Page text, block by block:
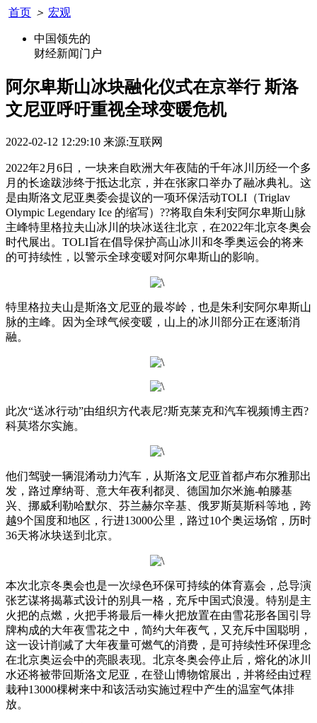
首页 ＞ 宏观
中国领先的
财经新闻门户
阿尔卑斯山冰块融化仪式在京举行 斯洛
文尼亚呼吁重视全球变暖危机
2022-02-12 12:29:10 来源:互联网
2022年2月6日，一块来自欧洲大年夜陆的千年冰川历经一个多
月的长途跋涉终于抵达北京，并在张家口举办了融冰典礼。这
是由斯洛文尼亚奥委会提议的一项环保活动TOLI（Triglav
Olympic Legendary Ice 的缩写）??将取自朱利安阿尔卑斯山脉
主峰特里格拉夫山冰川的块冰送往北京，在2022年北京冬奥会
时代展出。TOLI旨在倡导保护高山冰川和冬季奥运会的将来
的可持续性，以警示全球变暖对阿尔卑斯山的影响。
特里格拉夫山是斯洛文尼亚的最岑岭，也是朱利安阿尔卑斯山
脉的主峰。因为全球气候变暖，山上的冰川部分正在逐渐消
融。
此次“送冰行动”由组织方代表尼?斯克莱克和汽车视频博主西?
科莫塔尔实施。
他们驾驶一辆混淆动力汽车，从斯洛文尼亚首都卢布尔雅那出
发，路过摩纳哥、意大年夜利都灵、德国加尔米施-帕滕基
兴、挪威利勒哈默尔、芬兰赫尔辛基、俄罗斯莫斯科等地，跨
越9个国度和地区，行进13000公里，路过10个奥运场馆，历时
36天将冰块送到北京。
本次北京冬奥会也是一次绿色环保可持续的体育嘉会，总导演
张艺谋将揭幕式设计的别具一格，充斥中国式浪漫。特别是主
火把的点燃，火把手将最后一棒火把放置在由雪花形各国引导
牌构成的大年夜雪花之中，简约大年夜气，又充斥中国聪明，
这一设计削减了大年夜量可燃气的消费，是可持续性环保理念
在北京奥运会中的亮眼表现。北京冬奥会停止后，熔化的冰川
水还将被带回斯洛文尼亚，在登山博物馆展出，并将经由过程
栽种13000棵树来中和该活动实施过程中产生的温室气体排
放。